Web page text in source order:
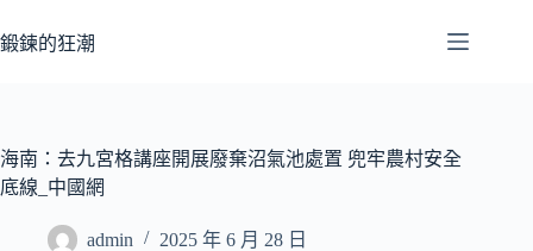
至
容
鍛鍊的狂潮
海南：去九宮格講座開展廢棄沼氣池處置 兜牢農村安全
底線_中國網
admin 2025 年 6 月 28 日